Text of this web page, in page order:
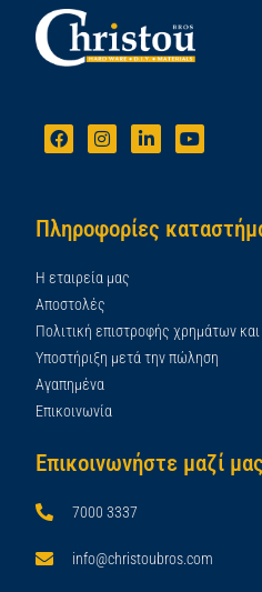
Πληροφορίες
Η εταιρεία μας
Αποστολές
Πολιτική επιστροφής χρημάτων
Υποστήριξη μετά την πώληση
Αγαπημένα
Επικοινωνία
Επικοινωνήστε μαζί μας
7000 3337
info@christoubros.com